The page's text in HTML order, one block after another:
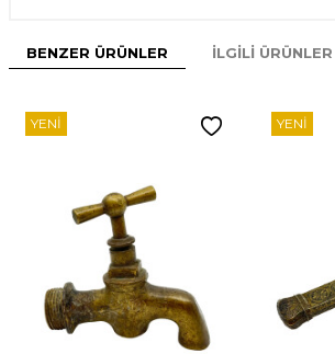
BENZER ÜRÜNLER İLGILI ÜRÜNLER
YENI YENI